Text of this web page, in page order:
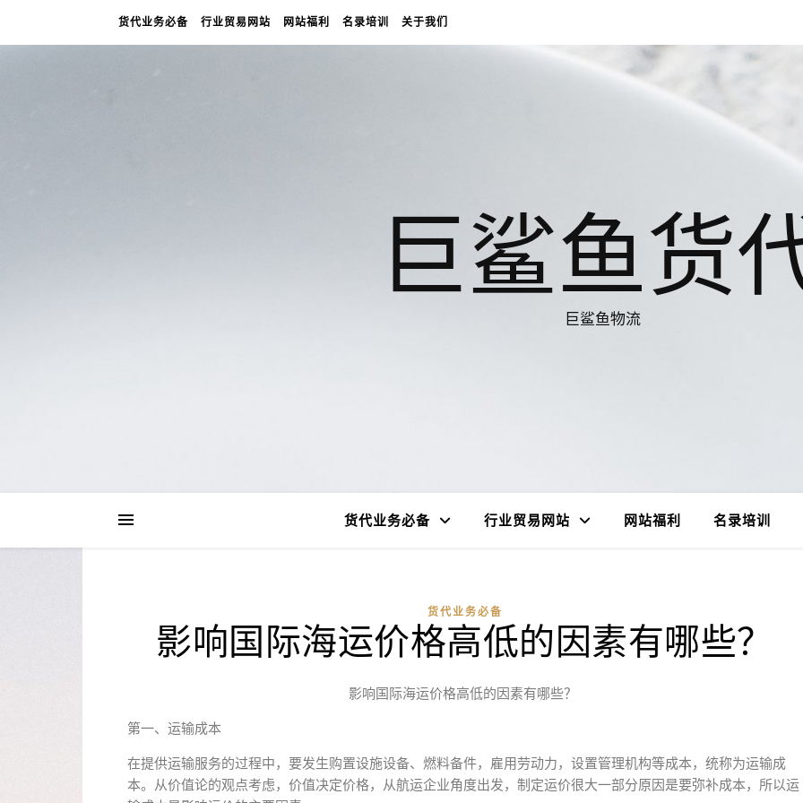
货代业务必备 行业贸易网站 网站福利 名录培训 关于我们
巨鲨鱼货
巨鲨鱼物流
货代业务必备 行业贸易网站 网站福利 名录培训
货代业务必备
影响国际海运价格高低的因素有哪些？
影响国际海运价格高低的因素有哪些？
第一、运输成本
在提供运输服务的过程中，要发生购置设施设备、燃料备件，雇用劳动力，设置管理机构等成本，统称为运输成
本。从价值论的观点考虑，价值决定价格，从航运企业角度出发，制定运价很大一部分原因是要弥补成本，所以运